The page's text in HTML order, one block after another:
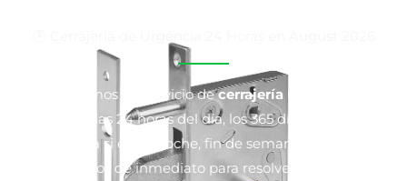
Ofrecemos un servicio decerrajería urgente en
las 24 horas del día, los 365 días del año. No
importa si es de noche, fin de semana o festivo,
acudimos de inmediato para resolver cualquier